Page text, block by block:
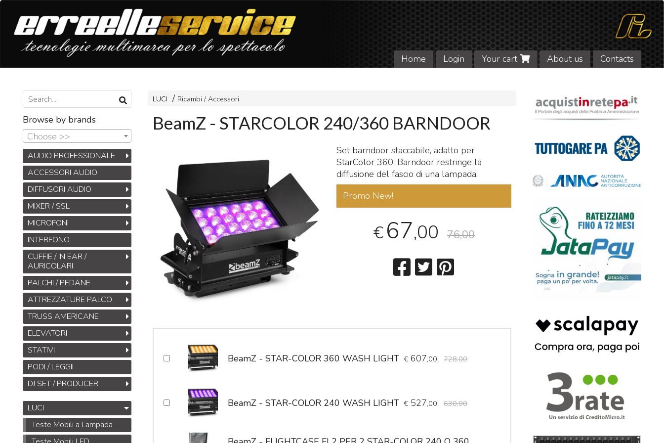
Home Login Your cart About us Contacts
LUCI Ricambi / Accessori
BeamZ - STARCOLOR 240/360 BARNDOOR
Set barndoor staccabile, adatto per
StarColor 360. Barndoor restringe la
diffusione del fascio di una lampada.
Promo New!
€67,00 76,00
BeamZ - STAR-COLOR 360 WASH LIGHT € 607,00 728,00
BeamZ - STAR-COLOR 240 WASH LIGHT € 527,00 630,00
Browse by brands
Choose >>
AUDIO PROFESSIONALE
ACCESSORI AUDIO
DIFFUSORI AUDIO
MIXER / SSL
MICROFONI
INTERFONO
CUFFIE / IN EAR /
AURICOLARI
PALCHI / PEDANE
ATTREZZATURE PALCO
TRUSS AMERICANE
ELEVATORI
STATIVI
PODI / LEGGII
DJ SET / PRODUCER
LUCI
Teste Mobili a Lampada